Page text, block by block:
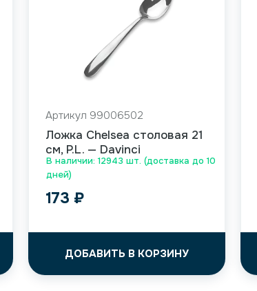
В наличии: 12943 шт. (доставка до 10
дней)
Артикул 99006502
Ложка Chelsea столовая 21
см, P.L. — Davinci
173 ₽
ДОБАВИТЬ В КОРЗИНУ